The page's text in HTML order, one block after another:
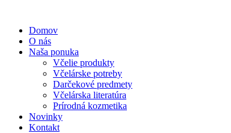
Domov
O nás
Naša ponuka
Včelie produkty
Včelárske potreby
Darčekové predmety
Včelárska literatúra
Prírodná kozmetika
Novinky
Kontakt